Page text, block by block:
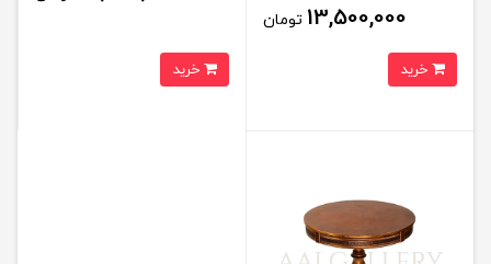
13,500,000 تومان